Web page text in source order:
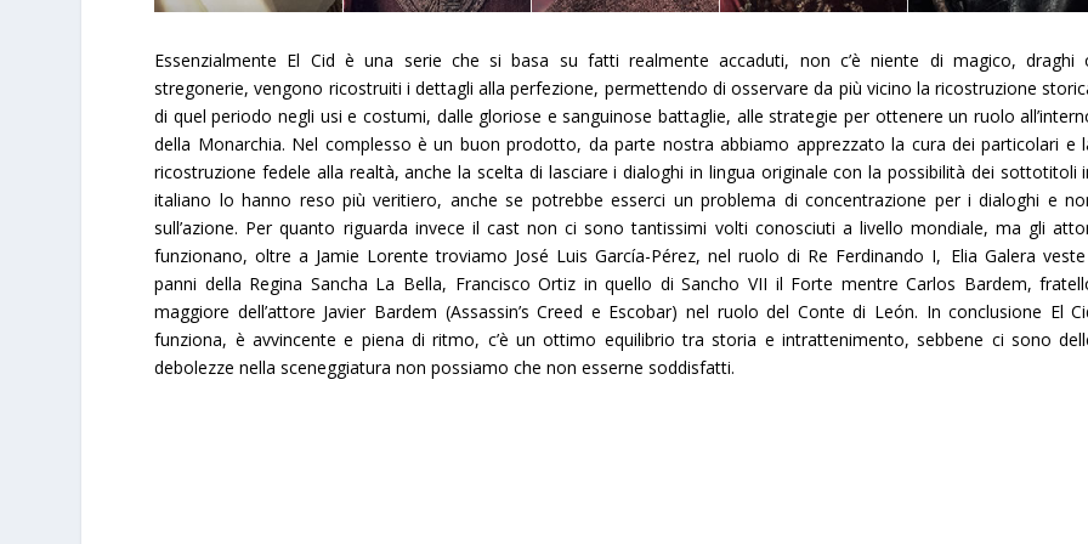
Essenzialmente El Cid è una serie che si basa su fatti realmente accaduti, non c’è niente di magico, draghi
stregonerie, vengono ricostruiti i dettagli alla perfezione, permettendo di osservare da più vicino la ricostruzione
di quel periodo negli usi e costumi, dalle gloriose e sanguinose battaglie, alle strategie per ottenere un ruolo
della Monarchia. Nel complesso è un buon prodotto, da parte nostra abbiamo apprezzato la cura dei particolari e
ricostruzione fedele alla realtà, anche la scelta di lasciare i dialoghi in lingua originale con la possibilità dei sottotitoli
italiano lo hanno reso più veritiero, anche se potrebbe esserci un problema di concentrazione per i dialoghi e
sull’azione. Per quanto riguarda invece il cast non ci sono tantissimi volti conosciuti a livello mondiale, ma gli
funzionano, oltre a Jamie Lorente troviamo José Luis García-Pérez, nel ruolo di Re Ferdinando I, Elia Galera
panni della Regina Sancha La Bella, Francisco Ortiz in quello diSancho VII il Forte mentreCarlos Bardem,
maggiore dell’attore Javier Bardem (Assassin’s Creed e Escobar) nel ruolo del Conte di León. In conclusione El
funziona, è avvincente e piena di ritmo, c’è un ottimo equilibrio tra storia e intrattenimento, sebbene ci sono
debolezze nella sceneggiatura non possiamo che non esserne soddisfatti.